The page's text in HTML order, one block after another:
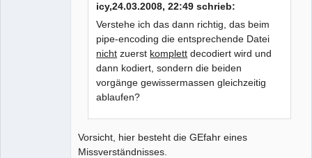
icy,24.03.2008, 22:49 schrieb:
Verstehe ich das dann richtig, das beim
pipe-encoding die entsprechende Datei
nicht zuerst komplett decodiert wird und
dann kodiert, sondern die beiden
vorgänge gewissermassen gleichzeitig
ablaufen?
Vorsicht, hier besteht die GEfahr eines
Missverständnisses.